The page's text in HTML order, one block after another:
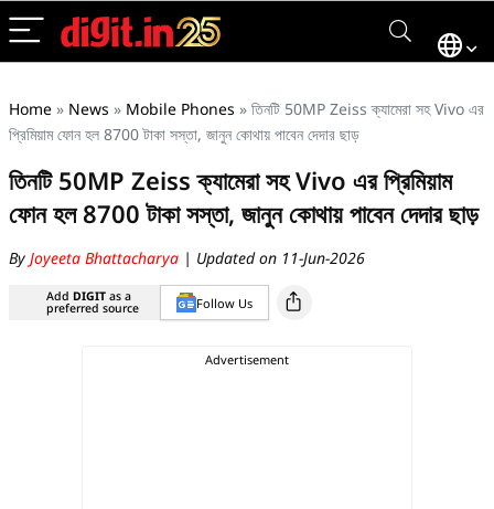
Home » News » Mobile Phones » তিনটি 50MP Zeiss ক্যামেরা সহ Vivo এর
প্রিমিয়াম ফোন হল 8700 টাকা সস্তা, জানুন কোথায় পাবেন দেদার ছাড়
তিনটি 50MP Zeiss ক্যামেরা সহ Vivo এর প্রিমিয়াম
ফোন হল 8700 টাকা সস্তা, জানুন কোথায় পাবেন দেদার ছাড়
By Joyeeta Bhattacharya | Updated on 11-Jun-2026
Add DIGIT as a
preferred source Follow Us